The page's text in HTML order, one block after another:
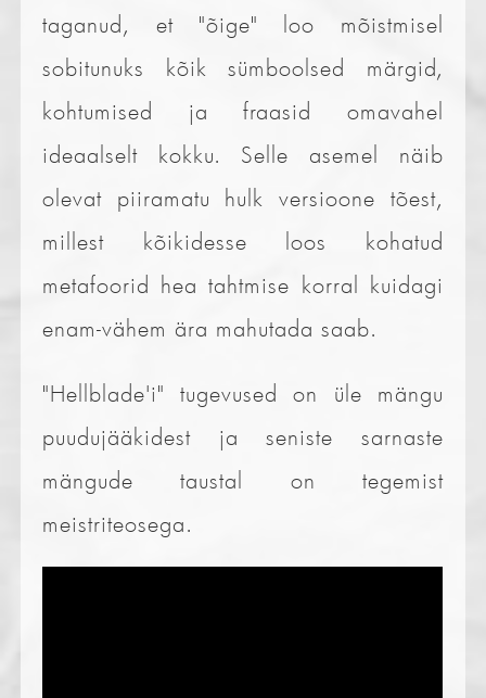
taganud, et "õige" loo mõistmisel
sobitunuks kõik sümboolsed märgid,
kohtumised ja fraasid omavahel
ideaalselt kokku. Selle asemel näib
olevat piiramatu hulk versioone tõest,
millest kõikidesse loos kohatud
metafoorid hea tahtmise korral kuidagi
enam-vähem ära mahutada saab.
"Hellblade'i" tugevused on üle mängu
puudujääkidest ja seniste sarnaste
mängude taustal on tegemist
meistriteosega.